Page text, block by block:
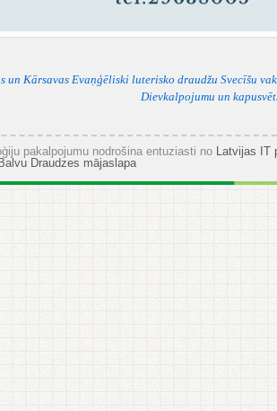
un Kārsavas Evaņģēliski luterisko draudžu Svecīšu
Dievkalpojumu un
pakalpojumu nodrošina entuziasti no Latvijas IT
Balvu Draudzes mājaslapa